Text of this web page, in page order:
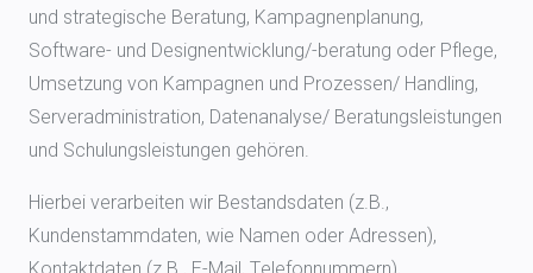
und strategische Beratung, Kampagnenplanung,
Software- und Designentwicklung/-beratung oder Pflege,
Umsetzung von Kampagnen und Prozessen/ Handling,
Serveradministration, Datenanalyse/ Beratungsleistungen
und Schulungsleistungen gehören.
Hierbei verarbeiten wir Bestandsdaten (z.B.,
Kundenstammdaten, wie Namen oder Adressen),